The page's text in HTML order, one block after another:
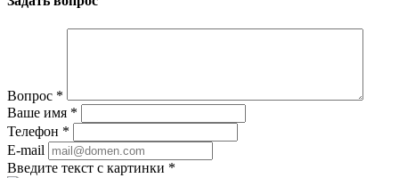
Вопрос *
Ваше имя *
Телефон *
E-mail
Введите текст с картинки *